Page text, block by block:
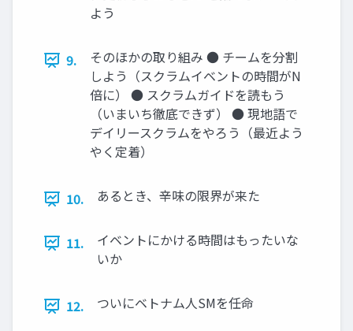
よう
9.
そのほかの取り組み ● チームを分割
しよう（スクラムイベントの時間がN
倍に） ● スクラムガイドを読もう
（いまいち徹底できず） ● 現地語で
デイリースクラムをやろう（最近よう
やく定着）
10. あるとき、辛味の限界が来た
11.
イベントにかける時間はもったいな
いか
12. ついにベトナム人SMを任命